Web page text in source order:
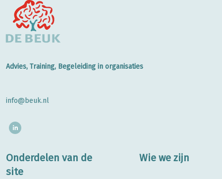
Advies, Training, Begeleiding in organisaties
info@beuk.nl
Onderdelen van de
site
Wie we zijn